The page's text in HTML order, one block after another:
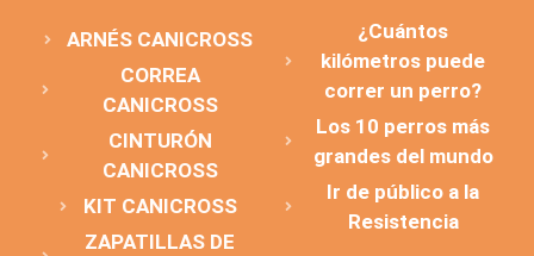
ARNÉS CANICROSS
CORREA
CANICROSS
CINTURÓN
CANICROSS
KIT CANICROSS
ZAPATILLAS DE
¿Cuántos
kilómetros puede
correr un perro?
Los 10 perros más
grandes del mundo
Ir de público a la
Resistencia